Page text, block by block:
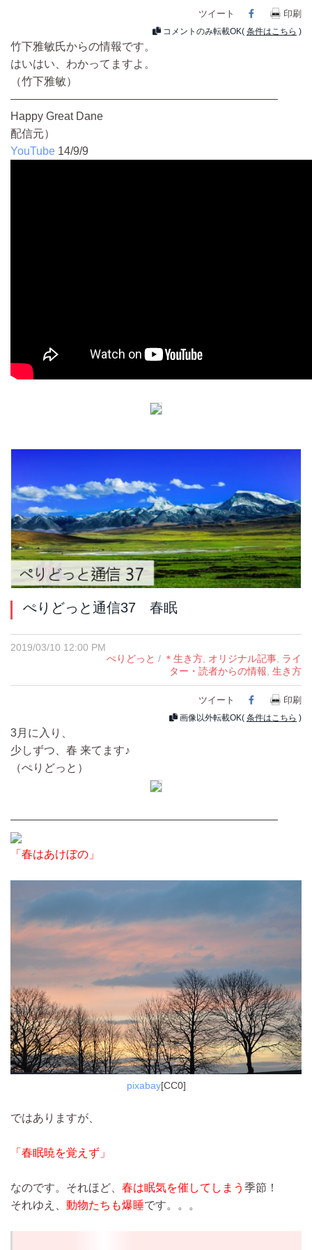
ツイート Facebook
印刷
コメントのみ転載OK( 条件はこちら )
竹下雅敏氏からの情報です。
はいはい、わかってますよ。
（竹下雅敏）
————————————————————————
Happy Great Dane
配信元）
YouTube 14/9/9
ぺりどっと通信37 春眠
2019/03/10 12:00 PM
ぺりどっと / ＊生き方, オリジナル記事, ライ
ター・読者からの情報, 生き方
ツイート Facebook
印刷
画像以外転載OK( 条件はこちら )
3月に入り、
少しずつ、春 来てます♪
（ぺりどっと）
————————————————————————
「春はあけぼの」
pixabay[CC0]
ではありますが、
「春眠暁を覚えず」
なのです。それほど、 春は眠気を催してしまう 季節！
それゆえ、 動物たちも爆睡です。。。